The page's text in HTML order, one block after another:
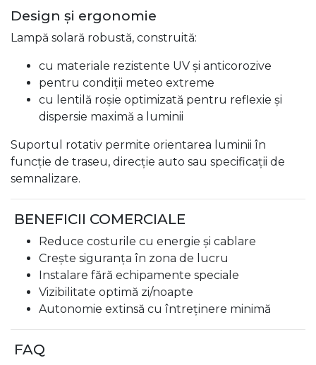
Design și ergonomie
Lampă solară robustă, construită:
cu materiale rezistente UV și anticorozive
pentru condiții meteo extreme
cu lentilă roșie optimizată pentru reflexie și
dispersie maximă a luminii
Suportul rotativ permite orientarea luminii în
funcție de traseu, direcție auto sau specificații de
semnalizare.
BENEFICII COMERCIALE
Reduce costurile cu energie și cablare
Crește siguranța în zona de lucru
Instalare fără echipamente speciale
Vizibilitate optimă zi/noapte
Autonomie extinsă cu întreținere minimă
FAQ